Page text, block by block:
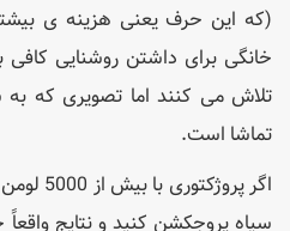
(که این حرف یعنی هزینه ی
خانگی برای داشتن روشنایی
تلاش می کنند اما تصویری که به
تماشا است.
اگر
سیاه پروجکشن کنید و نتایج